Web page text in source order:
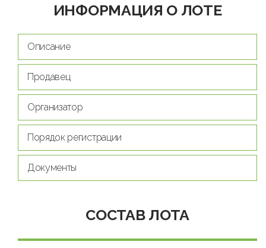
ИНФОРМАЦИЯ О ЛОТЕ
Описание
Продавец
Организатор
Порядок регистрации
Документы
СОСТАВ ЛОТА